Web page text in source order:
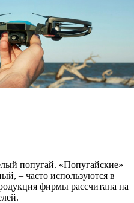
попугай. «Попугайские»
– часто используются в
фирмы рассчитана на